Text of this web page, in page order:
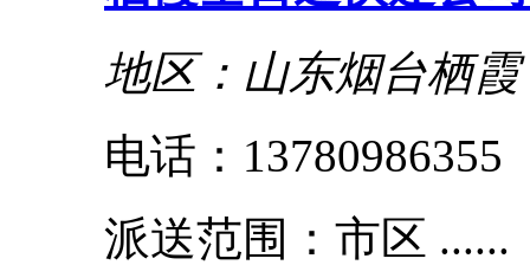
地区：山东烟台栖霞
电话：13780986355
派送范围：市区 ......